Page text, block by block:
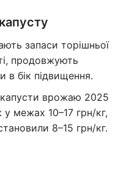
запаси торішньої
продовжують
в бік підвищення.
капусти врожаю 2025
межах 10–17 грн/кг,
8–15 грн/кг.